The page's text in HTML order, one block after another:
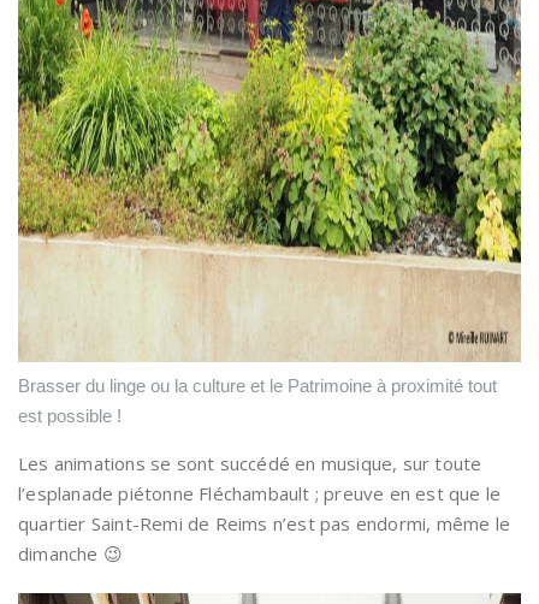
Brasser du linge ou la culture et le Patrimoine à proximité tout
est possible !
Les animations se sont succédé en musique, sur toute
l’esplanade piétonne Fléchambault ; preuve en est que le
quartier Saint-Remi de Reims n’est pas endormi, même le
dimanche 😉